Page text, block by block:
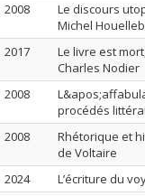
2008
Le discours
Michel
2017
Le livre est
Charles Nodier
2008
procédés
2008
Rhétorique et
de Voltaire
2024
L’écriture du